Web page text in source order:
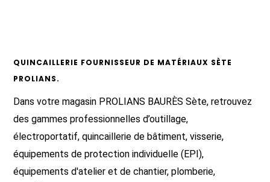
QUINCAILLERIE FOURNISSEUR DE MATÉRIAUX SÈTE
PROLIANS.
Dans votre magasin PROLIANS BAURÈS Sète, retrouvez
des gammes professionnelles d’outillage,
électroportatif, quincaillerie de bâtiment, visserie,
équipements de protection individuelle (EPI),
équipements d'atelier et de chantier, plomberie,